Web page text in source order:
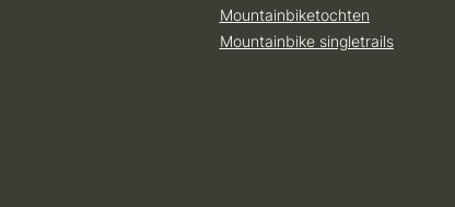
Mountainbiketochten
Mountainbike singletrails